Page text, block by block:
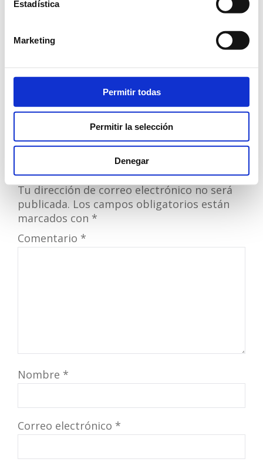
Estadística
Marketing
Permitir todas
Permitir la selección
Denegar
Pinterest
Deja una respuesta
Tu dirección de correo electrónico no será
publicada. Los campos obligatorios están
marcados con*
Comentario *
Nombre *
Correo electrónico *